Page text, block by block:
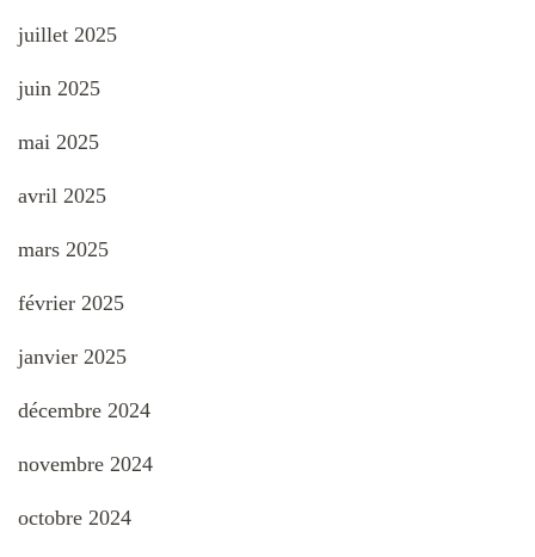
juillet 2025
juin 2025
mai 2025
avril 2025
mars 2025
février 2025
janvier 2025
décembre 2024
novembre 2024
octobre 2024